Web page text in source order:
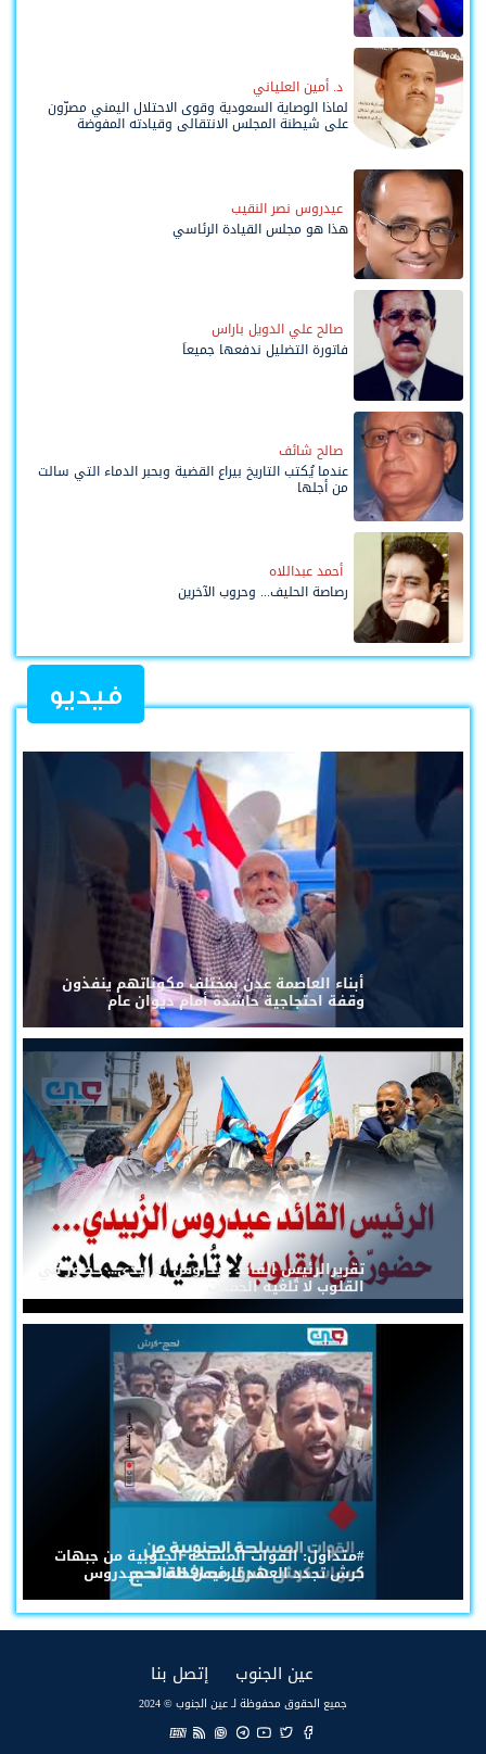
د. أمين العلياني
لماذا الوصاية السعودية وقوى الاحتلال اليمني مصرّون
على شيطنة المجلس الانتقالي وقيادته المفوضة
عيدروس نصر النقيب
هذا هو مجلس القيادة الرئاسي
صالح علي الدويل باراس
فاتورة التضليل ندفعها جميعاً
صالح شائف
عندما يُكتب التاريخ بيراع القضية وبحبر الدماء التي سالت
من أجلها
أحمد عبداللاه
رصاصة الحليف... وحروب الآخرين
فيديو
أبناء العاصمة عدن بمختلف مكوناتهم ينفذون
وقفة احتجاجية حاشدة أمام ديوان عام
تقريرالرئيس القائد عيدروس الزُبيدي... حضورٌ في
القلوب لا تُلغيه الحملات
#متداول: القوات المسلحة الجنوبية من جبهات
كرش تجدد العهد للرئيس القائد عيدروس
عين الجنوب إتصل بنا
جميع الحقوق محفوظة لـ عين الجنوب © 2024
EN